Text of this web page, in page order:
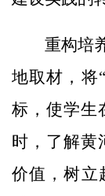
重构培养
地取材，将
标，使学生
时，了解黄
价值，树立